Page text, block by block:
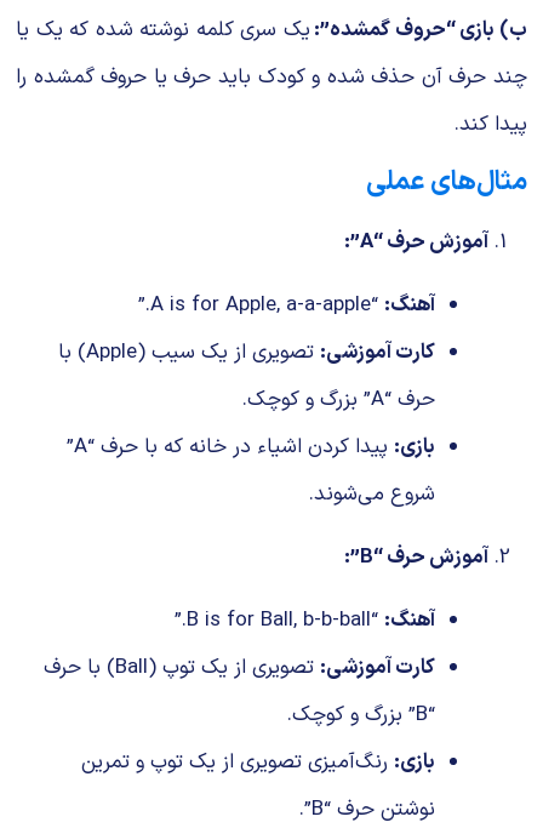
ب) بازی “حروف گمشده”: یک سری کلمه نوشته شده که یک یا
چند حرف آن حذف شده و کودک باید حرف یا حروف گمشده را
پیدا کند.
مثال‌های عملی
آموزش حرف “A”:
آهنگ: “A is for Apple, a-a-apple.”
کارت آموزشی:
تصویری از یک سیب (Apple) با
حرف “A” بزرگ و کوچک.
بازی:
پیدا کردن اشیاء در خانه که با حرف “A”
شروع می‌شوند.
آموزش حرف “B”:
آهنگ: “B is for Ball, b-b-ball.”
کارت آموزشی:
تصویری از یک توپ (Ball) با حرف
“B” بزرگ و کوچک.
بازی: رنگ‌آمیزی تصویری از یک توپ و تمرین
نوشتن حرف “B”.